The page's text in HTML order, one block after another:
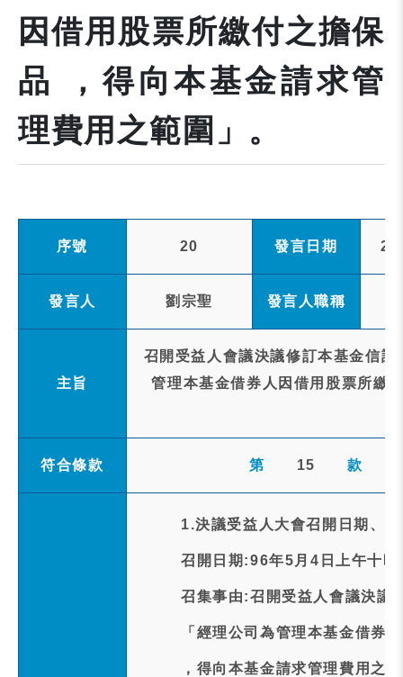
因借用股票所繳付之擔保
品 ，得向本基金請求管
理費用之範圍」。
序號 20 發言日期
發言人 劉宗聖 發言人職稱
主旨
召開受益人會議決議修訂本基金信
管理本基金借券人因借用股票所繳
符合條款 第 15 款
1.決議受益人大會召開日期、
召開日期:96年5月4日上午十時
召集事由:召開受益人會議決議
「經理公司為管理本基金借券
，得向本基金請求管理費用之